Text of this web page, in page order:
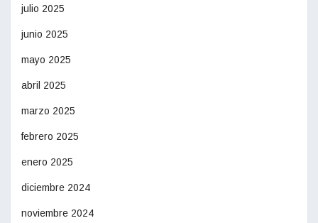
julio 2025
junio 2025
mayo 2025
abril 2025
marzo 2025
febrero 2025
enero 2025
diciembre 2024
noviembre 2024